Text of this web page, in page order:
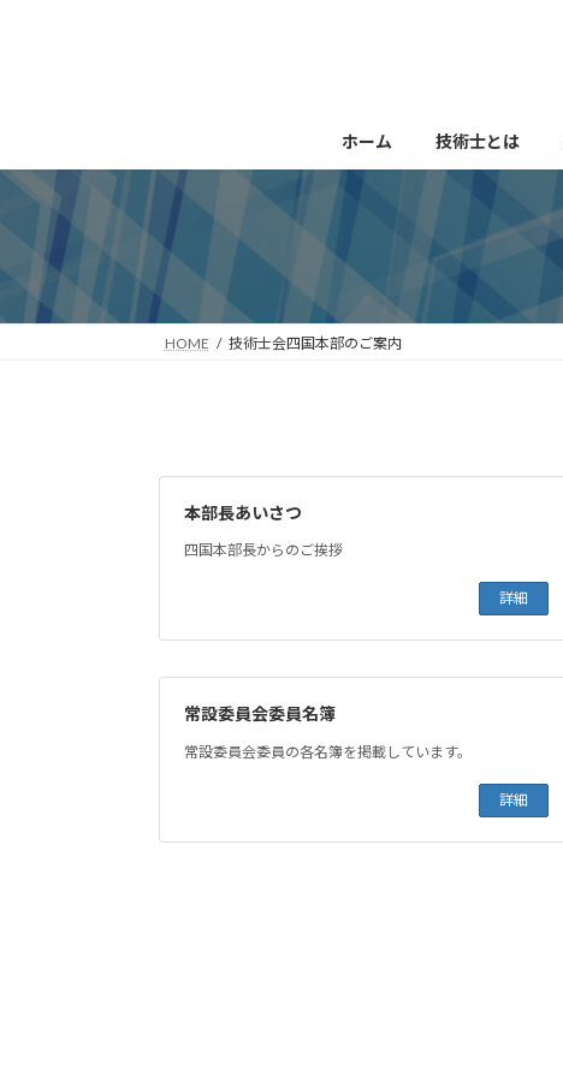
ス
プ
ン
動
ホーム 技術士とは
HOME 技術士会四国本部のご案内
本部長あいさつ
四国本部長からのご挨拶
詳細
常設委員会委員名簿
常設委員会委員の各名簿を掲載しています。
詳細